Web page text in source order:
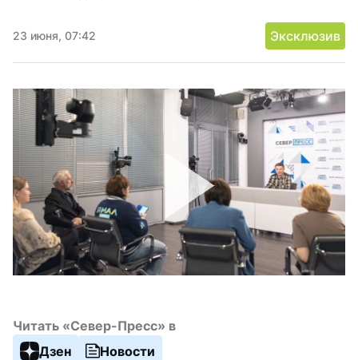
23 июня, 07:42 Эксклюзив
Читать «Север-Пресс» в
Дзен
Новости